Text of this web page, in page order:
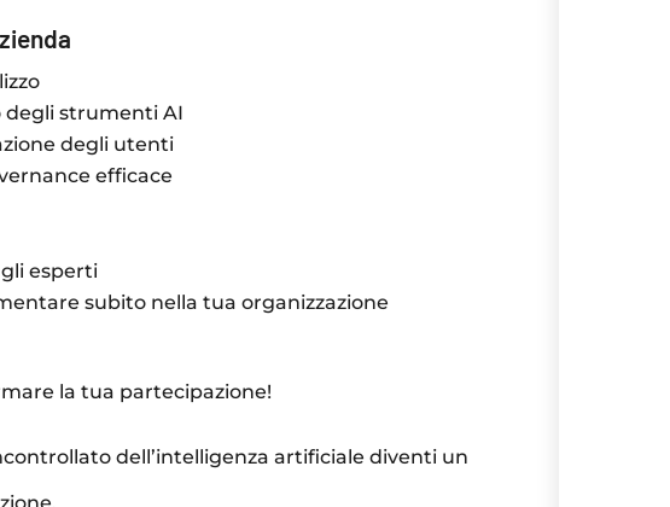
degli strumenti AI
degli utenti
efficace
esperti
subito nella tua organizzazione
la tua partecipazione!
dell’intelligenza artificiale diventi un